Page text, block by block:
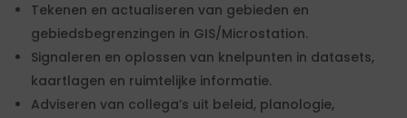
Tekenen en actualiseren van gebieden en
gebiedsbegrenzingen in GIS/Microstation.
Signaleren en oplossen van knelpunten in datasets,
kaartlagen en ruimtelijke informatie.
Adviseren van collega’s uit beleid, planologie,